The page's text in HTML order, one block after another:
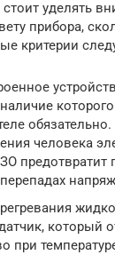
уделять
прибора,
критерии
человека
предотвратит
который
при